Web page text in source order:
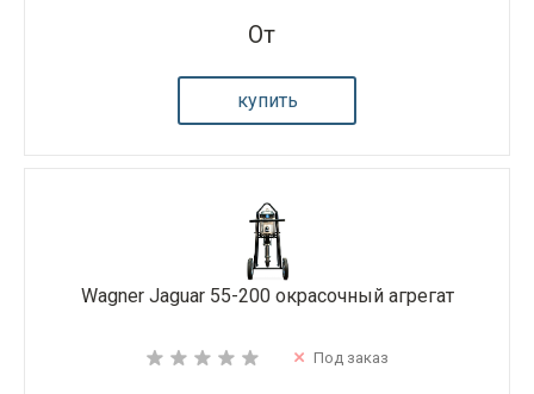
От
купить
Wagner Jaguar 55-200 окрасочный агрегат
Под заказ